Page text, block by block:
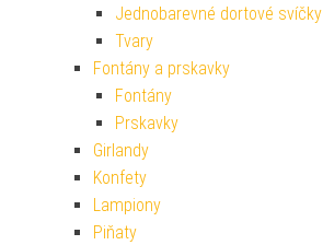
Jednobarevné dortové svíčky
Tvary
Fontány a prskavky
Fontány
Prskavky
Girlandy
Konfety
Lampiony
Piňaty